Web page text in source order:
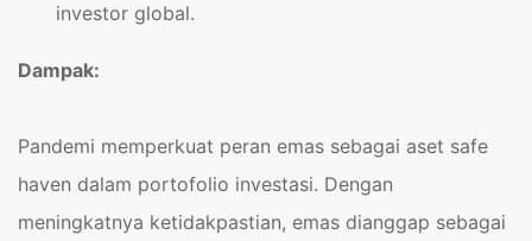
investor global.
Dampak:
Pandemi memperkuat peran emas sebagai aset safe
haven dalam portofolio investasi. Dengan
meningkatnya ketidakpastian, emas dianggap sebagai